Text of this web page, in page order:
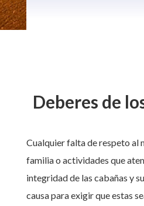
Deberes de
Cualquier falta de respeto al
familia o actividades que
integridad de las cabañas y
causa para exigir que estas